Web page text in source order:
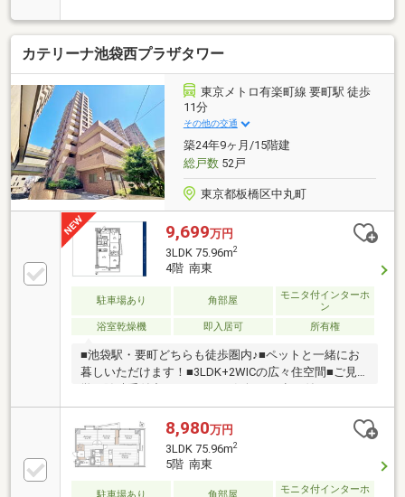
入・ご売却・お買替え全てをサポート致します■東宝
ハウスNEXTアフターサポート専門のグループ会社。
ライフパートナー（FP資格）が住まいの問題点や暮ら
しの不安を解消します■東宝ハウスフィナンシャル不
動産仲介業初の住信SBIネット銀行支店。金利と保障
が更に充実したオリジナル提携住宅ローンをお届けし
ます■未来カレンダー東宝ハウス独自開発のライフシ
ミュレーションソフト。ローン完済までの家計収支を
視える化し、将来のリスクや不安を対策します
カテリーナ池袋西プラザタワー
東京メトロ有楽町線 要町駅 徒歩
11分
その他の交通
築24年9ヶ月/15階建
総戸数52戸
東京都板橋区中丸町
9,699万円
3LDK 75.96m2
4階 南東
駐車場あり 角部屋
モニタ付インターホ
ン
浴室乾燥機
即入居可 所有権
■池袋駅・要町どちらも徒歩圏内♪■ペットと一緒にお
暮しいただけます！■3LDK+2WICの広々住空間■ご見
学は随時受付中ですので、お気軽にお申し付け下さ
い！【東宝ハウス練馬にご相談ください！】・生涯に
わたるアフターサポート「東宝ハウスNEXT」。購入
後も、税務や法務・保険の最適化・借換等のご提案が
可能です。・数ある提携銀行から最適な住宅ローンの
ご提案を。20以上の提携した金融機関からお客様の要
望に沿った住宅ローンをご紹介します。物件の詳細に
8,980万円
3LDK 75.96m2
5階 南東
モニタ付インターホ